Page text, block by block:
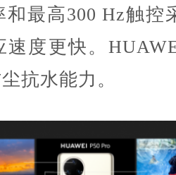
和最高300 Hz触控
速度更快。
抗水能力。